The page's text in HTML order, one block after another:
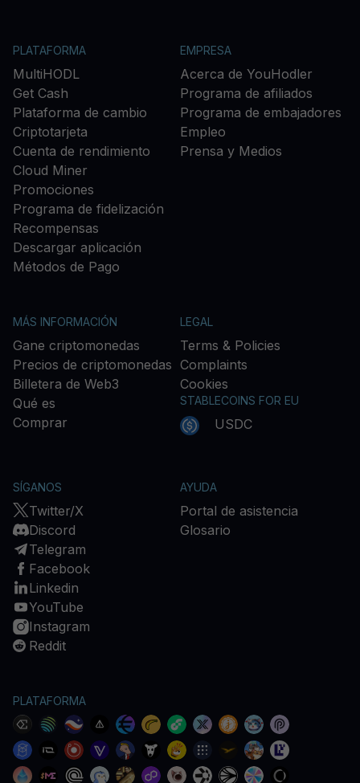
PLATAFORMA
MultiHODL
Get Cash
Plataforma de cambio
Criptotarjeta
Cuenta de rendimiento
Cloud Miner
Promociones
Programa de fidelización
Recompensas
Descargar aplicación
Métodos de Pago
EMPRESA
Acerca de YouHodler
Programa de afiliados
Programa de embajadores
Empleo
Prensa y Medios
MÁS INFORMACIÓN
Gane criptomonedas
Precios de criptomonedas
Billetera de Web3
Qué es
Comprar
LEGAL
Terms & Policies
Complaints
Cookies
STABLECOINS FOR EU
USDC
SÍGANOS
Twitter/X
Discord
Telegram
Facebook
Linkedin
YouTube
Instagram
Reddit
AYUDA
Portal de asistencia
Glosario
PLATAFORMA